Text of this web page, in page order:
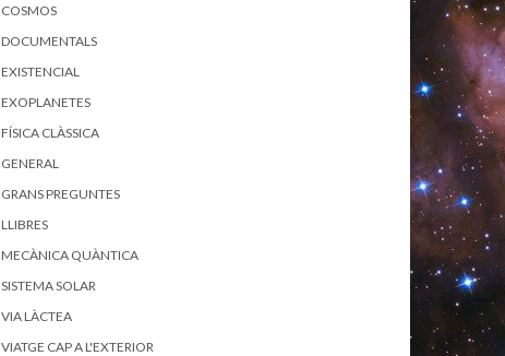
COSMOS
DOCUMENTALS
EXISTENCIAL
EXOPLANETES
FÍSICA CLÀSSICA
GENERAL
GRANS PREGUNTES
LLIBRES
MECÀNICA QUÀNTICA
SISTEMA SOLAR
VIA LÀCTEA
VIATGE CAP A L'EXTERIOR